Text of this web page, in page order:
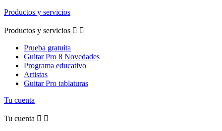
Productos y servicios
Productos y servicios  
Prueba gratuita
Guitar Pro 8 Novedades
Programa educativo
Artistas
Guitar Pro tablaturas
Tu cuenta
Tu cuenta  